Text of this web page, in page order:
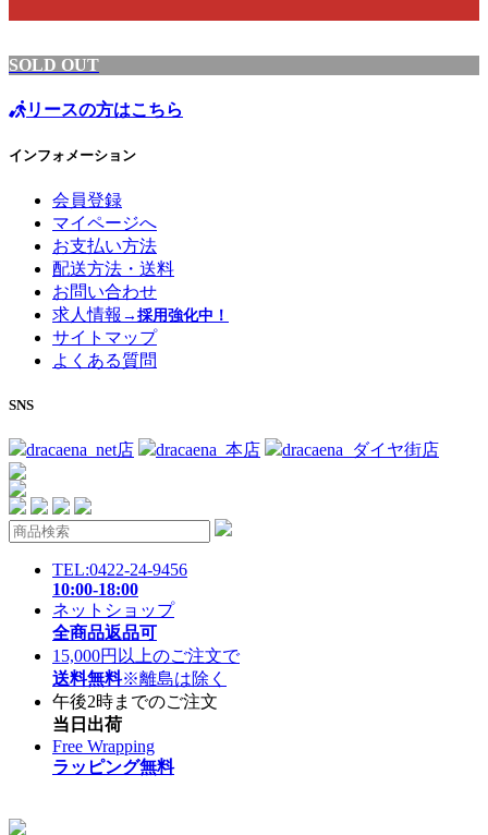
SOLD OUT
リースの方はこちら
インフォメーション
会員登録
マイページへ
お支払い方法
配送方法・送料
お問い合わせ
求人情報 →採用強化中！
サイトマップ
よくある質問
SNS
dracaena_net店 dracaena_本店 dracaena_ダイヤ街店
TEL:0422-24-9456
10:00-18:00
ネットショップ
全商品返品可
15,000円以上のご注文で
送料無料※離島は除く
午後2時までのご注文
当日出荷
Free Wrapping
ラッピング無料